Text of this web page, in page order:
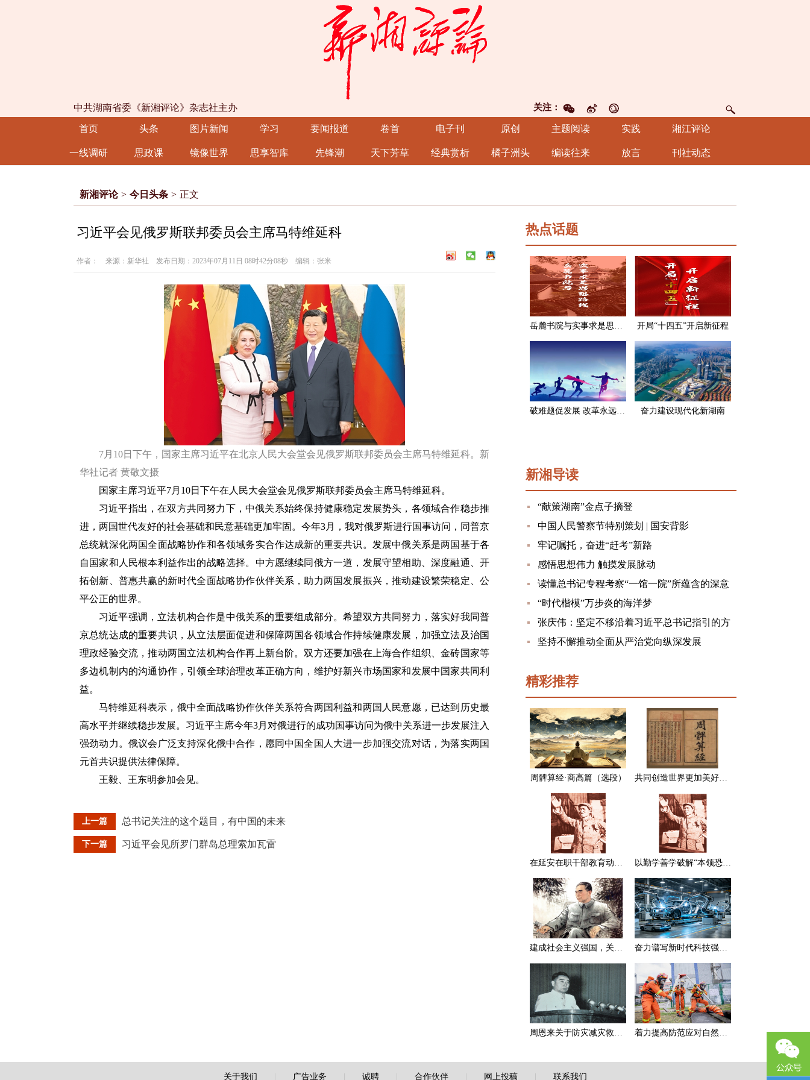
关注：
中共湖南省委《新湘评论》杂志社主办
首页 头条 图片新闻 学习 要闻报道 卷首 电子刊 原创 主题阅读 实践 湘江评论
一线调研 思政课 镜像世界 思享智库 先锋潮 天下芳草 经典赏析 橘子洲头 编读往来 放言 刊社动态
新湘评论 > 今日头条 > 正文
习近平会见俄罗斯联邦委员会主席马特维延科
作者： 来源：新华社 发布日期：2023年07月11日 08时42分08秒 编辑：张米
7月10日下午，国家主席习近平在北京人民大会堂会见俄罗斯联邦委员会主席马特维延科。新
华社记者 黄敬文摄
国家主席习近平7月10日下午在人民大会堂会见俄罗斯联邦委员会主席马特维延科。
习近平指出，在双方共同努力下，中俄关系始终保持健康稳定发展势头，各领域合作稳步推
进，两国世代友好的社会基础和民意基础更加牢固。今年3月，我对俄罗斯进行国事访问，同普京
总统就深化两国全面战略协作和各领域务实合作达成新的重要共识。发展中俄关系是两国基于各
自国家和人民根本利益作出的战略选择。中方愿继续同俄方一道，发展守望相助、深度融通、开
拓创新、普惠共赢的新时代全面战略协作伙伴关系，助力两国发展振兴，推动建设繁荣稳定、公
平公正的世界。
习近平强调，立法机构合作是中俄关系的重要组成部分。希望双方共同努力，落实好我同普
京总统达成的重要共识，从立法层面促进和保障两国各领域合作持续健康发展，加强立法及治国
理政经验交流，推动两国立法机构合作再上新台阶。双方还要加强在上海合作组织、金砖国家等
多边机制内的沟通协作，引领全球治理改革正确方向，维护好新兴市场国家和发展中国家共同利
益。
马特维延科表示，俄中全面战略协作伙伴关系符合两国利益和两国人民意愿，已达到历史最
高水平并继续稳步发展。习近平主席今年3月对俄进行的成功国事访问为俄中关系进一步发展注入
强劲动力。俄议会广泛支持深化俄中合作，愿同中国全国人大进一步加强交流对话，为落实两国
元首共识提供法律保障。
王毅、王东明参加会见。
上一篇 总书记关注的这个题目，有中国的未来
下一篇 习近平会见所罗门群岛总理索加瓦雷
热点话题
岳麓书院与实事求是思想路线 开局“十四五”开启新征程
破难题促发展 改革永远在路上 奋力建设现代化新湖南
新湘导读
“献策湖南”金点子摘登
中国人民警察节特别策划 | 国安背影
牢记嘱托，奋进“赶考”新路
感悟思想伟力 触摸发展脉动
读懂总书记专程考察“一馆一院”所蕴含的深意
“时代楷模”万步炎的海洋梦
张庆伟：坚定不移沿着习近平总书记指引的方
向前进 凝心聚力奋进新征程建功新时代谱写新
坚持不懈推动全面从严治党向纵深发展
精彩推荐
周髀算经·商高篇（选段） 共同创造世界更加美好的未来
在延安在职干部教育动员大会上的讲话（节选） 以勤学善学破解“本领恐慌”
建成社会主义强国，关键在于实现科学技术现代化 奋力谱写新时代科技强国新篇章
周恩来关于防灾减灾救灾的一组论述 着力提高防范应对自然灾害能力
关于我们 广告业务 诚聘| 合作伙伴| 网上投稿| 联系我们